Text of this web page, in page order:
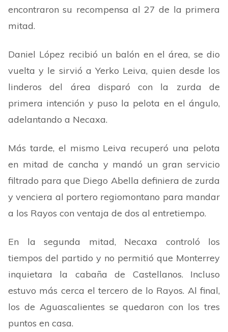
encontraron su recompensa al 27 de la primera
mitad.
Daniel López recibió un balón en el área, se dio
vuelta y le sirvió a Yerko Leiva, quien desde los
linderos del área disparó con la zurda de
primera intención y puso la pelota en el ángulo,
adelantando a Necaxa.
Más tarde, el mismo Leiva recuperó una pelota
en mitad de cancha y mandó un gran servicio
filtrado para que Diego Abella definiera de zurda
y venciera al portero regiomontano para mandar
a los Rayos con ventaja de dos al entretiempo.
En la segunda mitad, Necaxa controló los
tiempos del partido y no permitió que Monterrey
inquietara la cabaña de Castellanos. Incluso
estuvo más cerca el tercero de lo Rayos. Al final,
los de Aguascalientes se quedaron con los tres
puntos en casa.